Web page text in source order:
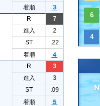
着順
３
R
7
進入
2
ST
.22
着順
４
R
3
進入
3
ST
.09
着順
５
6
4